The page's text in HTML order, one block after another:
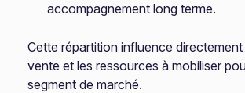
accompagnement long terme.
Cette répartition influence
vente et les ressources à mobiliser
segment de marché.